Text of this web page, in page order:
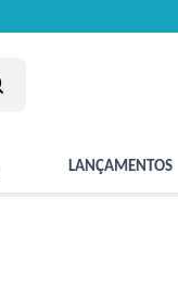
LANÇAMENTOS